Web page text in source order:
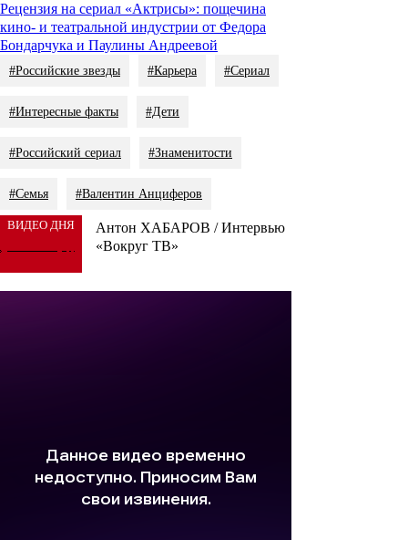
Рецензия на сериал «Актрисы»: пощечина
кино- и театральной индустрии от Федора
Бондарчука и Паулины Андреевой
#Российские звезды #Карьера #Сериал
#Интересные факты #Дети
#Российский сериал #Знаменитости
#Семья #Валентин Анциферов
ВИДЕО ДНЯ
Антон ХАБАРОВ / Интервью
«Вокруг ТВ»